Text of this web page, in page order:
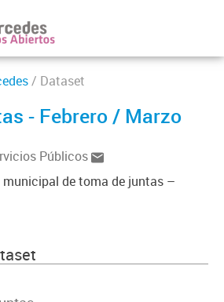
/ Dataset
- Febrero / Marzo
Públicos
de toma de juntas –